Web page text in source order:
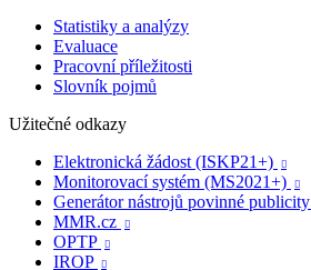
Statistiky a analýzy
Evaluace
Pracovní příležitosti
Slovník pojmů
Užitečné odkazy
Elektronická žádost (ISKP21+)

Monitorovací systém (MS2021+) 
Generátor nástrojů povinné publicity
MMR.cz 
OPTP 
IROP 